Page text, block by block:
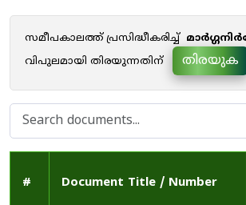
സമീപകാലത്ത് പ്രസിദ്ധീകരിച്ച്
വിപുലമായി തിരയുന്നതിന്
തിരയുക
# Document Title / Number